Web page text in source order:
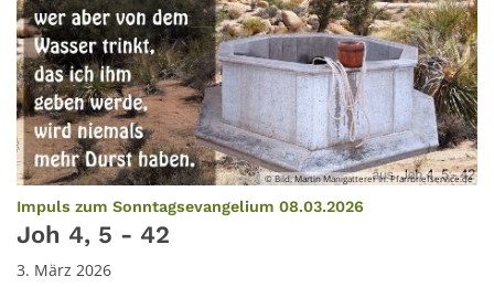
© Bild: Martin Manigatterer In: Pfarrbriefservice.de
Impuls zum Sonntagsevangelium 08.03.2026
Joh 4, 5 - 42
3. März 2026